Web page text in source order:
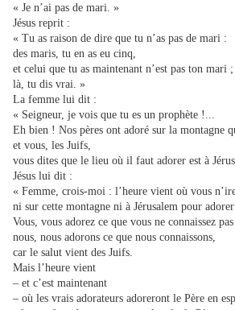
« Je n’ai pas de mari. »
Jésus reprit :
« Tu as raison de dire que tu n’as pas de mari :
des maris, tu en as eu cinq,
et celui que tu as maintenant n’est pas ton mari ;
là, tu dis vrai. »
La femme lui dit :
« Seigneur, je vois que tu es un prophète !...
Eh bien ! Nos pères ont adoré sur la montagne
et vous, les Juifs,
vous dites que le lieu où il faut adorer est à
Jésus lui dit :
« Femme, crois-moi : l’heure vient où vous
ni sur cette montagne ni à Jérusalem pour
Vous, vous adorez ce que vous ne connaissez
nous, nous adorons ce que nous connaissons,
car le salut vient des Juifs.
Mais l’heure vient
– et c’est maintenant
– où les vrais adorateurs adoreront le Père en